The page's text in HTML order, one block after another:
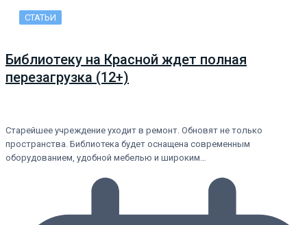
СТАТЬИ
Библиотеку на Красной ждет полная
перезагрузка (12+)
Старейшее учреждение уходит в ремонт. Обновят не только
пространства. Библиотека будет оснащена современным
оборудованием, удобной мебелью и широким…